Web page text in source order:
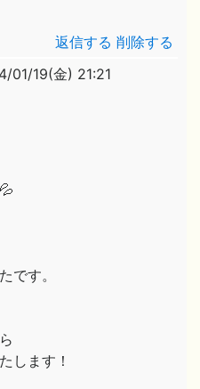
返信する 削除する
01/19(金) 21:21
です。
します！